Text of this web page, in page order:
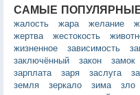
САМЫЕ
жалость
жара желание
жертва
жестокость
жизненное
зависимость
заключённый
закон замок
зарплата
заря заслуга
земля
зеркало зима зло